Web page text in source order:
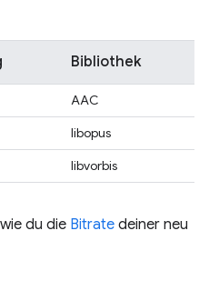
Bibliothek
AAC
libopus
libvorbis
du die Bitrate deiner neu